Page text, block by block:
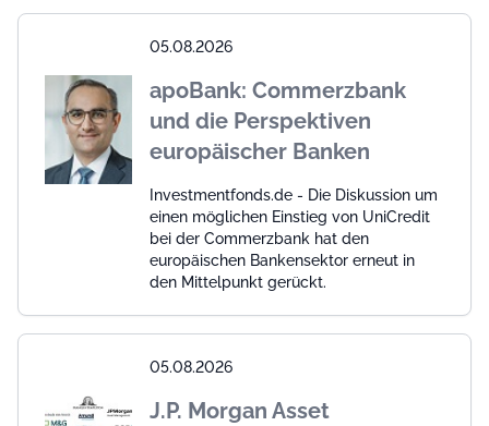
05.08.2026
apoBank: Commerzbank
und die Perspektiven
europäischer Banken
Investmentfonds.de - Die Diskussion um
einen möglichen Einstieg von UniCredit
bei der Commerzbank hat den
europäischen Bankensektor erneut in
den Mittelpunkt gerückt.
05.08.2026
J.P. Morgan Asset